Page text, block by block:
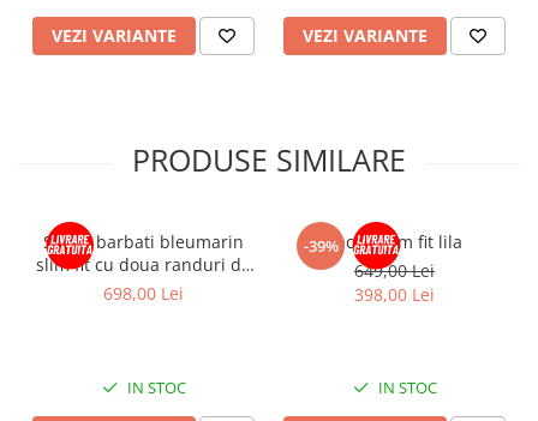
VEZI VARIANTE VEZI VARIANTE
PRODUSE SIMILARE
Sacou barbati bleumarin
slim fit cu doua randuri de
nasturi
698,00 Lei
IN STOC
-39%Sacou slim fit lila
649,00 Lei
398,00 Lei
IN STOC